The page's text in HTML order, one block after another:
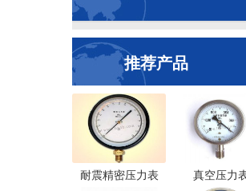
推荐产品
耐震精密压力表 真空压力